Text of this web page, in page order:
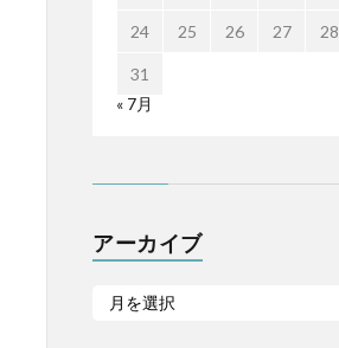
24 25 26 27 28
31
« 7月
アーカイブ